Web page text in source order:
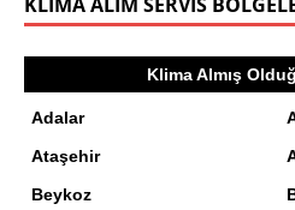
Klima Almış
Adalar
Ataşehir
Beykoz